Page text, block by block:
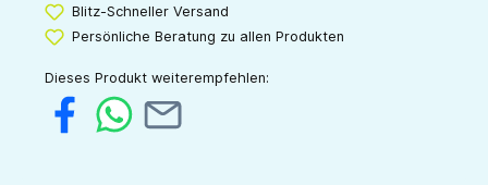
Blitz-Schneller Versand
Persönliche Beratung zu allen Produkten
Dieses Produkt weiterempfehlen: